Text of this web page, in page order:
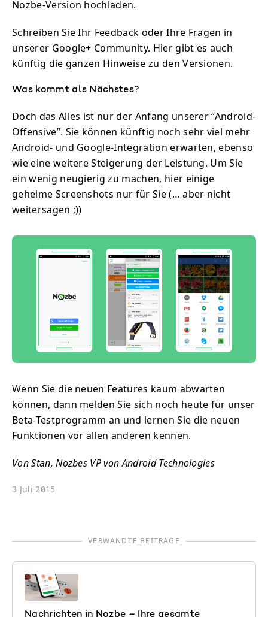
Nozbe-Version hochladen.
Schreiben Sie Ihr Feedback oder Ihre Fragen in
unserer Google+ Community. Hier gibt es auch
künftig die ganzen Hinweise zu den Versionen.
Was kommt als Nächstes?
Doch das Alles ist nur der Anfang unserer “Android-
Offensive”. Sie können künftig noch sehr viel mehr
Android- und Google-Integration erwarten, ebenso
wie eine weitere Steigerung der Leistung. Um Sie
ein wenig neugierig zu machen, hier einige
geheime Screenshots nur für Sie (… aber nicht
weitersagen ;))
Wenn Sie die neuen Features kaum abwarten
können, dann melden Sie sich noch heute für unser
Beta-Testprogramm an und lernen Sie die neuen
Funktionen vor allen anderen kennen.
Von Stan, Nozbes VP von Android Technologies
3 Juli 2015
VERWANDTE BEITRÄGE
Nachrichten in Nozbe – Ihre gesamte